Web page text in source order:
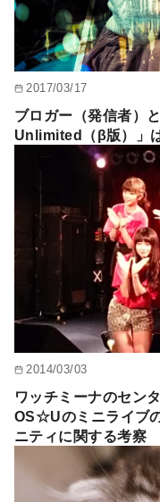
2017/03/17
ブロガー（発信者）
Unlimited（β版）」
2014/03/03
ワッチミーナのセン
OS☆Uのミニライブ
ニティに関する考察